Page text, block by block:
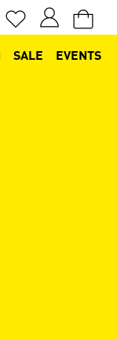
SALE EVENTS